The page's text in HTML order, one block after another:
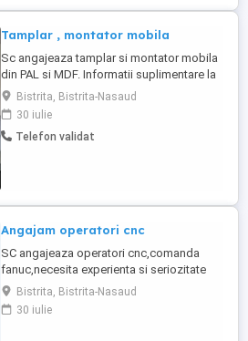
Tamplar , montator mobila
Sc angajeaza tamplar si montator mobila
din PAL si MDF. Informatii suplimentare la
Bistrita, Bistrita-Nasaud
30 iulie
Telefon validat
Angajam operatori cnc
SC angajeaza operatori cnc,comanda
fanuc,necesita experienta si seriozitate
Bistrita, Bistrita-Nasaud
30 iulie